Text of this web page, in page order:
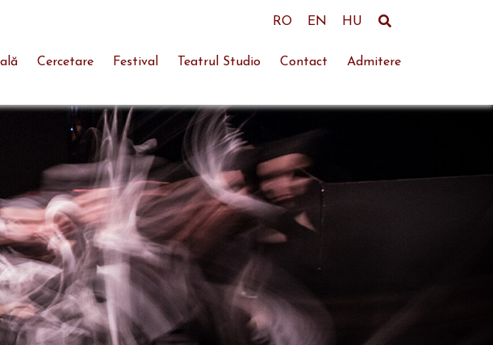
RO EN HU
Cercetare Festival Teatrul Studio Contact Admitere